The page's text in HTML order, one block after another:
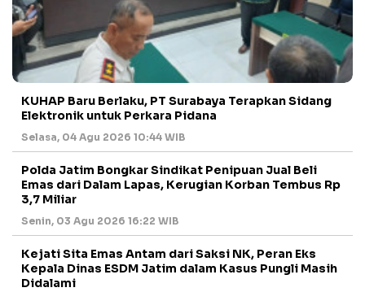
KUHAP Baru Berlaku, PT Surabaya Terapkan Sidang
Elektronik untuk Perkara Pidana
Selasa, 04 Agu 2026 10:44 WIB
Polda Jatim Bongkar Sindikat Penipuan Jual Beli
Emas dari Dalam Lapas, Kerugian Korban Tembus Rp
3,7 Miliar
Senin, 03 Agu 2026 16:22 WIB
Kejati Sita Emas Antam dari Saksi NK, Peran Eks
Kepala Dinas ESDM Jatim dalam Kasus Pungli Masih
Didalami